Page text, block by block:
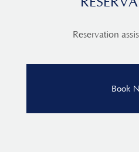
Reservation